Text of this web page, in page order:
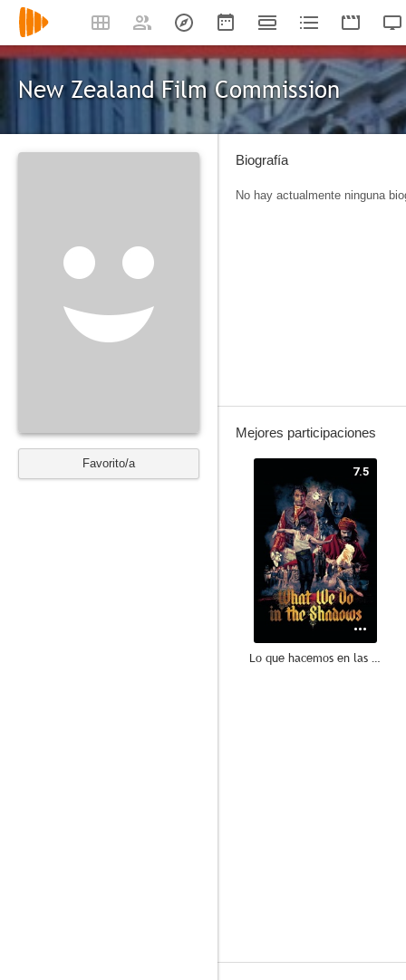
New Zealand Film Commission
Favorito/a
Biografía
No hay actualmente ninguna
Mejores participaciones
7.5
Lo que hacemos en las sombras